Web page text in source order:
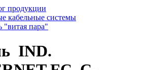
продукции
кабельные системы
"витая пара"
IND.